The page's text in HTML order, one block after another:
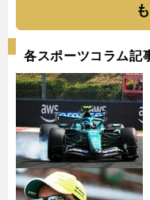
各スポーツコラム記